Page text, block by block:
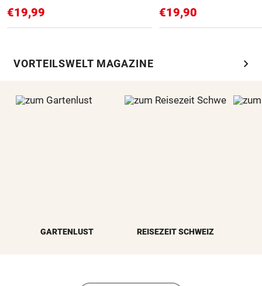
€19,99 €19,90
VORTEILSWELT MAGAZINE chevron_right
GARTENLUST REISEZEIT SCHWEIZ